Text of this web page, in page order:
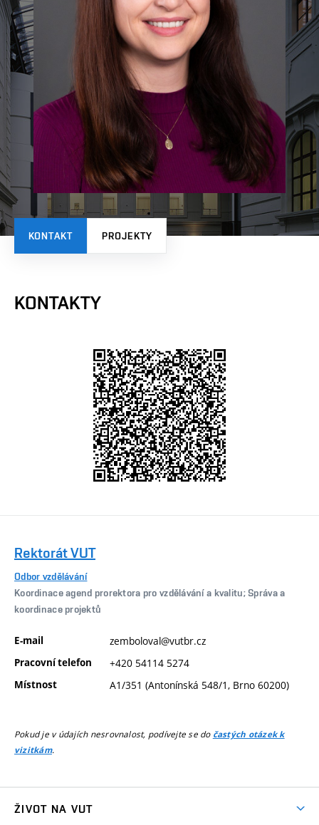
KONTAKT PROJEKTY
KONTAKTY
Rektorát VUT
Odbor vzdělávání
Koordinace agend prorektora pro vzdělávání a kvalitu; Správa a
koordinace projektů
E-mail zemboloval@vutbr.cz
Pracovní telefon +420 54114 5274
Místnost A1/351 (Antonínská 548/1, Brno 60200)
Pokud je v údajích nesrovnalost, podívejte se do častých otázek k
vizitkám.
ŽIVOT NA VUT